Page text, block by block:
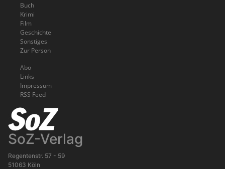
Buch
Krimi
Film
Geschichte
Sonstiges
Zur Person
Abo
Links
Impressum
RSS Feed
SoZ-Verlag
Regentenstr. 57 - 59
51063 Köln